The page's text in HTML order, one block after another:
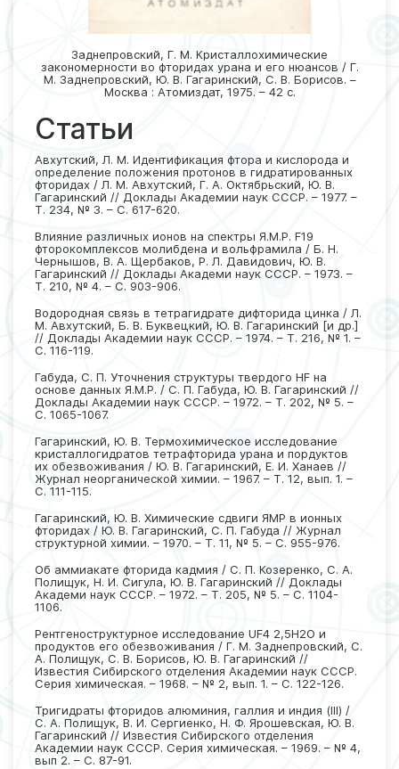
Заднепровский, Г. М. Кристаллохимические
закономерности во фторидах урана и его нюансов / Г.
М. Заднепровский, Ю. В. Гагаринский, С. В. Борисов. –
Москва : Атомиздат, 1975. – 42 с.
Статьи
Авхутский, Л. М. Идентификация фтора и кислорода и
определение положения протонов в гидратированных
фторидах / Л. М. Авхутский, Г. А. Октябрьский, Ю. В.
Гагаринский // Доклады Академии наук СССР. – 1977. –
Т. 234, № 3. – С. 617-620.
Влияние различных ионов на спектры Я.М.Р. F19
фторокомплексов молибдена и вольфрамила / Б. Н.
Чернышов, В. А. Щербаков, Р. Л. Давидович, Ю. В.
Гагаринский // Доклады Академи наук СССР. – 1973. –
Т. 210, № 4. – С. 903-906.
Водородная связь в тетрагидрате дифторида цинка / Л.
М. Авхутский, Б. В. Буквецкий, Ю. В. Гагаринский [и др.]
// Доклады Академии наук СССР. – 1974. – Т. 216, № 1. –
С. 116-119.
Габуда, С. П. Уточнения структуры твердого HF на
основе данных Я.М.Р. / С. П. Габуда, Ю. В. Гагаринский //
Доклады Академии наук СССР. – 1972. – Т. 202, № 5. –
С. 1065-1067.
Гагаринский, Ю. В. Термохимическое исследование
кристаллогидратов тетрафторида урана и пордуктов
их обезвоживания / Ю. В. Гагаринский, Е. И. Ханаев //
Журнал неорганической химии. – 1967. – Т. 12, вып. 1. –
С. 111-115.
Гагаринский, Ю. В. Химические сдвиги ЯМР в ионных
фторидах / Ю. В. Гагаринский, С. П. Габуда // Журнал
структурной химии. – 1970. – Т. 11, № 5. – С. 955-976.
Об аммиакате фторида кадмия / С. П. Козеренко, С. А.
Полищук, Н. И. Сигула, Ю. В. Гагаринский // Доклады
Академи наук СССР. – 1972. – Т. 205, № 5. – С. 1104-
1106.
Рентгеноструктурное исследование UF4 2,5H2O и
продуктов его обезвоживания / Г. М. Заднепровский, С.
А. Полищук, С. В. Борисов, Ю. В. Гагаринский //
Известия Сибирского отделения Академии наук СССР.
Серия химическая. – 1968. – № 2, вып. 1. – С. 122-126.
Тригидраты фторидов алюминия, галлия и индия (III) /
С. А. Полищук, В. И. Сергиенко, Н. Ф. Ярошевская, Ю. В.
Гагаринский // Известия Сибирского отделения
Академии наук СССР. Серия химическая. – 1969. – № 4,
вып 2. – С. 87-91.